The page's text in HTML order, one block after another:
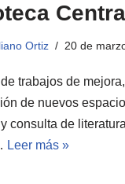
Ortiz 20 de
trabajos de
de nuevos
consulta de
Leer más »